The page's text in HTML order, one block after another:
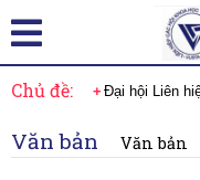
Chủ đề: Đại hội Liên
Văn bản Văn bản